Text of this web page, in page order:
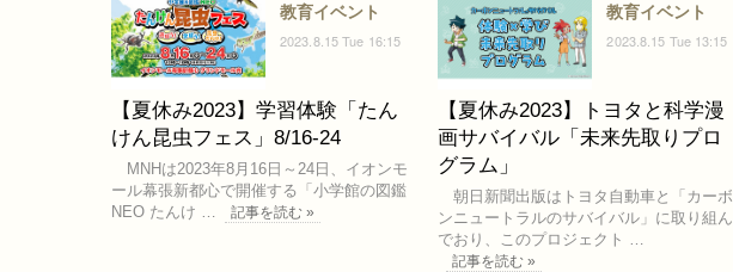
教育イベント
2023.8.15 Tue 16:15
【夏休み2023】学習体験「たん
けん昆虫フェス」8/16-24
MNHは2023年8月16日～24日、イオンモ
ール幕張新都心で開催する「小学館の図鑑
NEO たんけ …
記事を読む »
教育イベント
2023.8.15 Tue 13:15
【夏休み2023】トヨタと科学漫
画サバイバル「未来先取りプロ
グラム」
朝日新聞出版はトヨタ自動車と「カーボ
ンニュートラルのサバイバル」に取り組ん
でおり、このプロジェクト …
記事を読む »